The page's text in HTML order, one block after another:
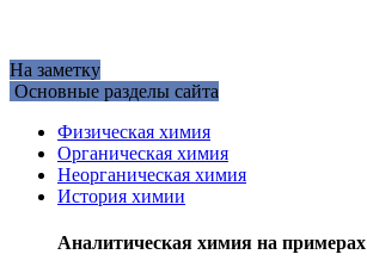
На заметку
Основные разделы сайта
Физическая химия
Органическая химия
Неорганическая химия
История химии
Аналитическая химия на примерах